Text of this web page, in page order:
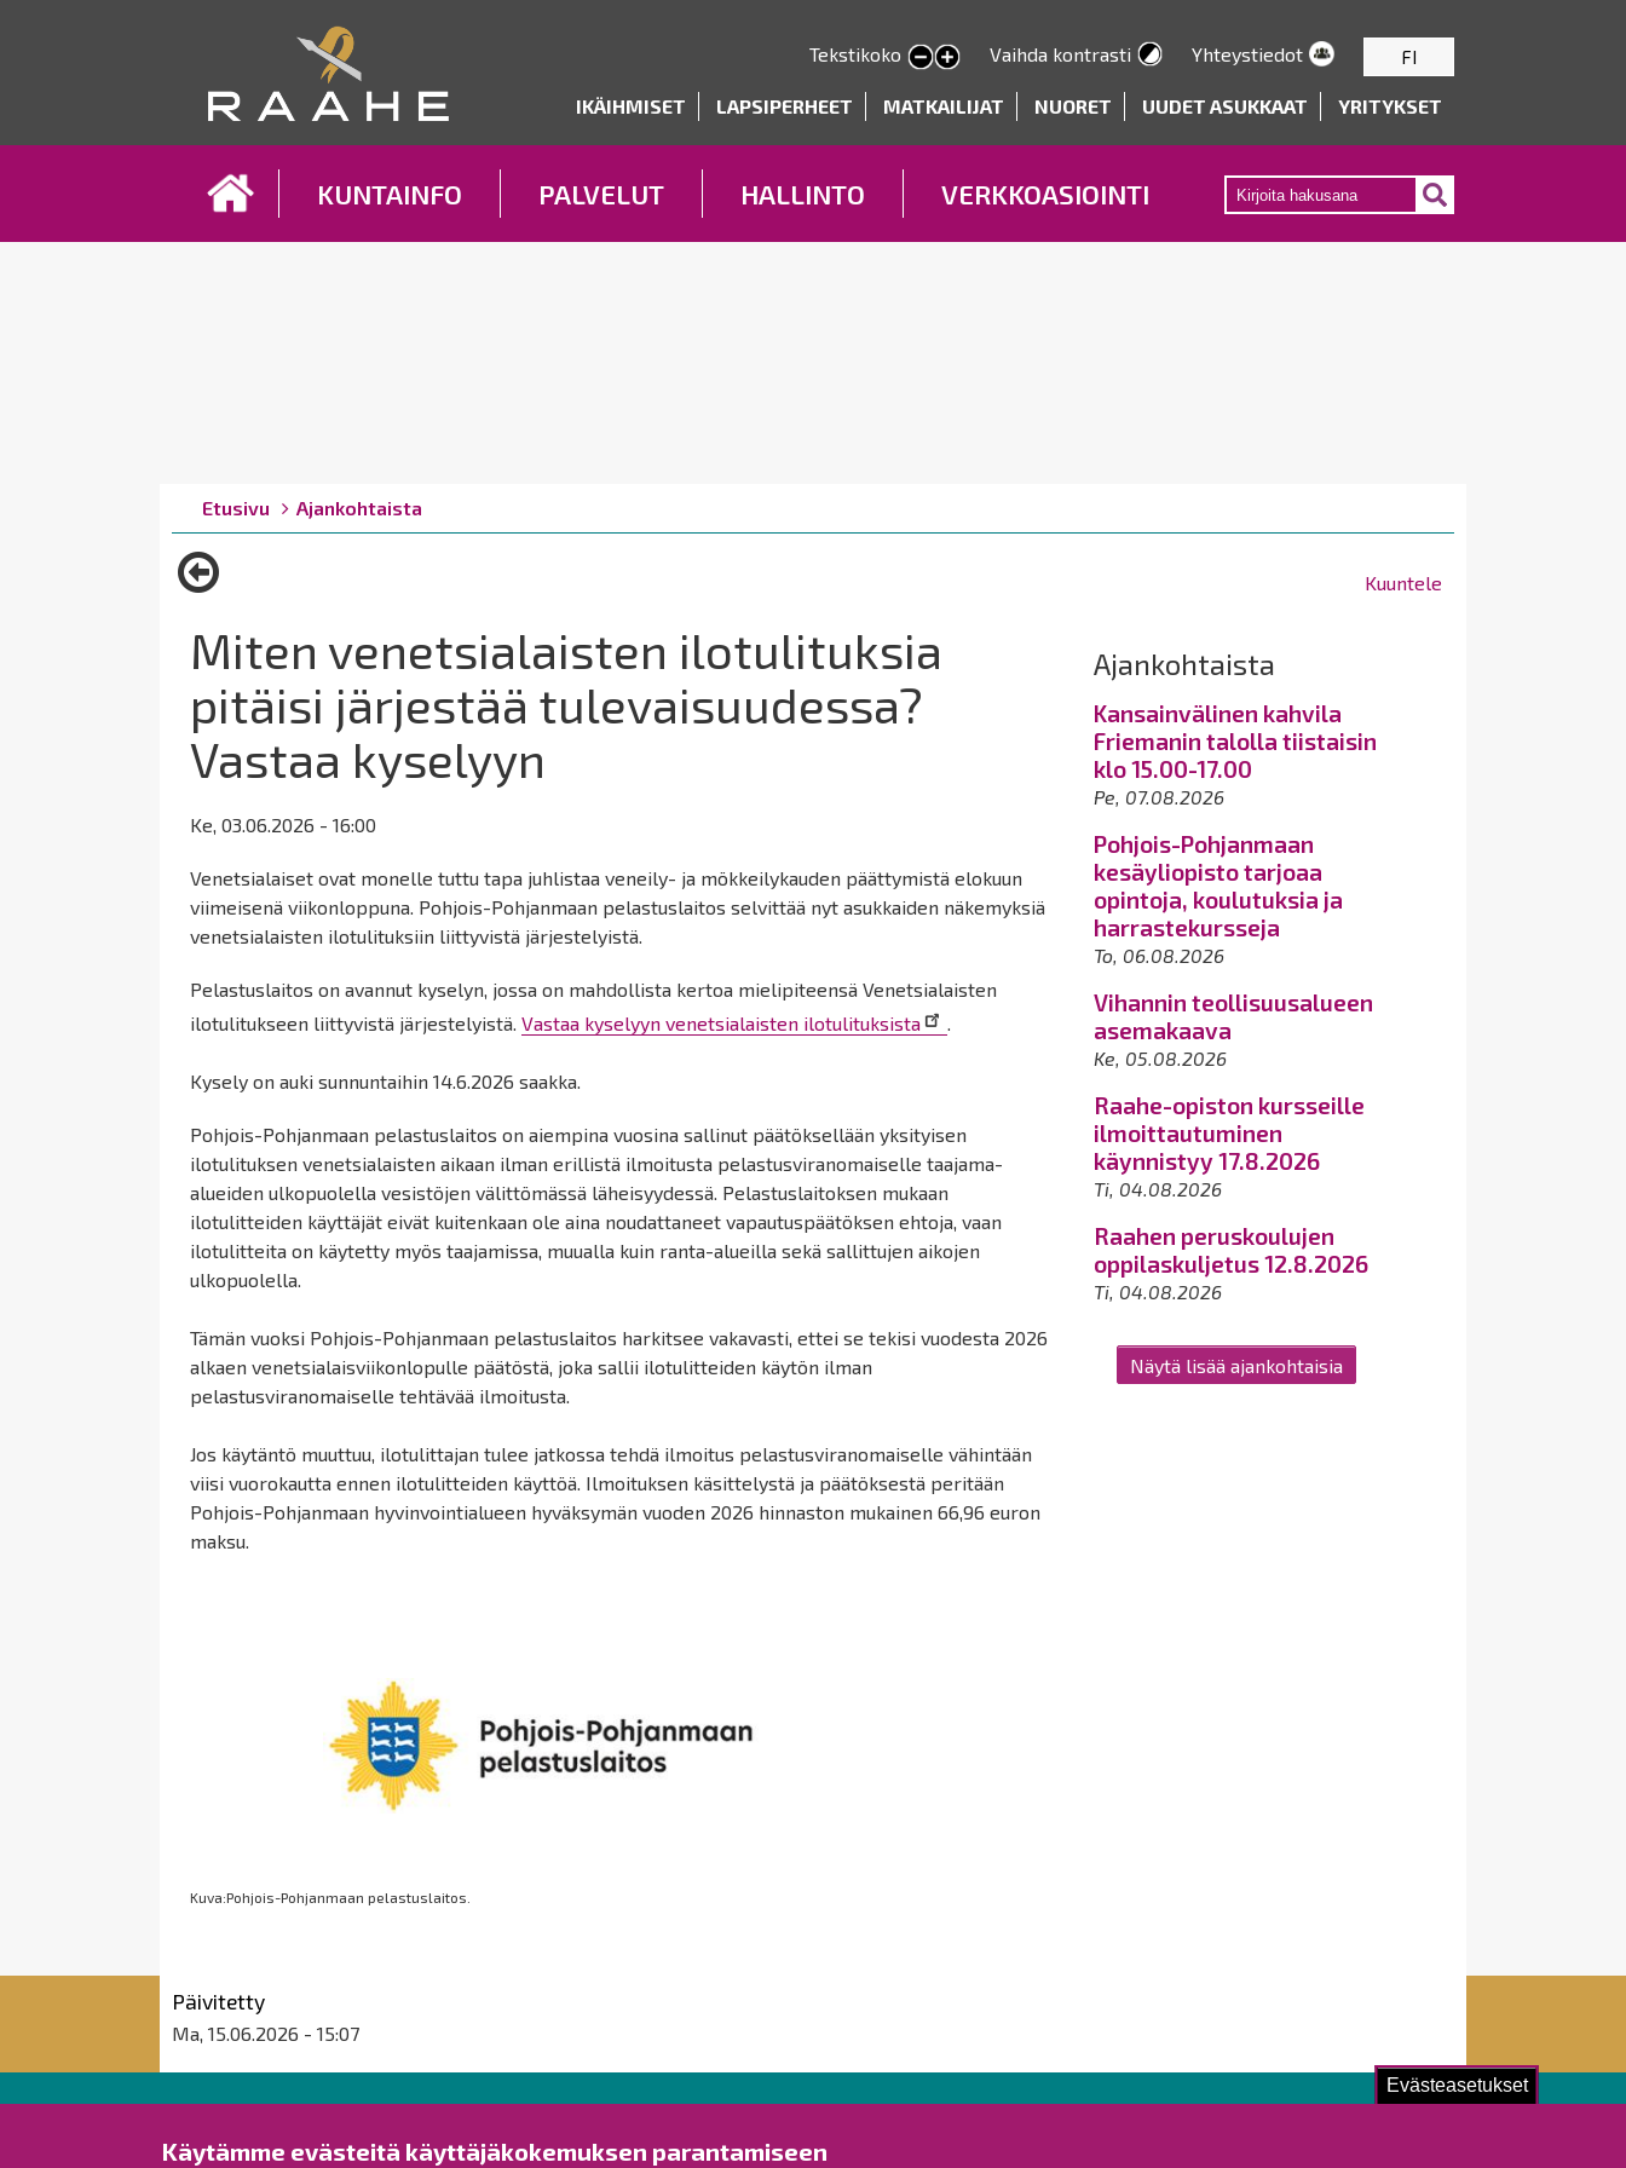
Evästeasetukset
Käytämme evästeitä käyttäjäkokemuksen parantamiseen
pääsisältöön
Tekstikoko
Pienennä tekstin kokoa
Suurenna tekstin kokoa Vaihda kontrasti Yhteystiedot FI
Kohderyhmät
IKÄIHMISET LAPSIPERHEET MATKAILIJAT NUORET UUDET ASUKKAAT YRITYKSET
KUNTAINFO PALVELUT HALLINTO VERKKOASIOINTI
Breadcrumbs
You
are
here:
Etusivu Ajankohtaista
Kuuntele
Miten venetsialaisten ilotulituksia
pitäisi järjestää tulevaisuudessa?
Vastaa kyselyyn
Ke, 03.06.2026 - 16:00
Venetsialaiset ovat monelle tuttu tapa juhlistaa veneily- ja mökkeilykauden päättymistä elokuun
viimeisenä viikonloppuna. Pohjois-Pohjanmaan pelastuslaitos selvittää nyt asukkaiden näkemyksiä
venetsialaisten ilotulituksiin liittyvistä järjestelyistä.
Pelastuslaitos on avannut kyselyn, jossa on mahdollista kertoa mielipiteensä Venetsialaisten
ilotulitukseen liittyvistä järjestelyistä. Vastaa kyselyyn venetsialaisten ilotulituksista .
Kysely on auki sunnuntaihin 14.6.2026 saakka.
Pohjois-Pohjanmaan pelastuslaitos on aiempina vuosina sallinut päätöksellään yksityisen
ilotulituksen venetsialaisten aikaan ilman erillistä ilmoitusta pelastusviranomaiselle taajama-
alueiden ulkopuolella vesistöjen välittömässä läheisyydessä. Pelastuslaitoksen mukaan
ilotulitteiden käyttäjät eivät kuitenkaan ole aina noudattaneet vapautuspäätöksen ehtoja, vaan
ilotulitteita on käytetty myös taajamissa, muualla kuin ranta-alueilla sekä sallittujen aikojen
ulkopuolella.
Tämän vuoksi Pohjois-Pohjanmaan pelastuslaitos harkitsee vakavasti, ettei se tekisi vuodesta 2026
alkaen venetsialaisviikonlopulle päätöstä, joka sallii ilotulitteiden käytön ilman
pelastusviranomaiselle tehtävää ilmoitusta.
Jos käytäntö muuttuu, ilotulittajan tulee jatkossa tehdä ilmoitus pelastusviranomaiselle vähintään
viisi vuorokautta ennen ilotulitteiden käyttöä. Ilmoituksen käsittelystä ja päätöksestä peritään
Pohjois-Pohjanmaan hyvinvointialueen hyväksymän vuoden 2026 hinnaston mukainen 66,96 euron
maksu.
Kuva:Pohjois-Pohjanmaan pelastuslaitos.
Ajankohtaista
Kansainvälinen kahvila
Friemanin talolla tiistaisin
klo 15.00-17.00
Pe, 07.08.2026
Pohjois-Pohjanmaan
kesäyliopisto tarjoaa
opintoja, koulutuksia ja
harrastekursseja
To, 06.08.2026
Vihannin teollisuusalueen
asemakaava
Ke, 05.08.2026
Raahe-opiston kursseille
ilmoittautuminen
käynnistyy 17.8.2026
Ti, 04.08.2026
Raahen peruskoulujen
oppilaskuljetus 12.8.2026
Ti, 04.08.2026
Näytä lisää ajankohtaisia
Päivitetty
Ma, 15.06.2026 - 15:07
Raahen kaupunki Ota yhteyttä!